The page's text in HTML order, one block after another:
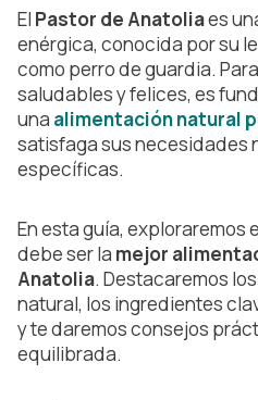
El Pastor de Anatoliaes
enérgica, conocida por su
como perro de guardia.
saludables y felices, es
una alimentación natural
satisfaga sus necesidades
específicas.
En esta guía, exploraremos
debe ser la mejor
Anatolia. Destacaremos
natural, los ingredientes
y te daremos consejos
equilibrada.